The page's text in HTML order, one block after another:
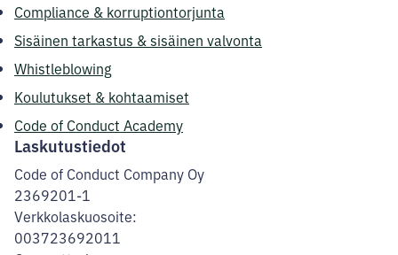
Compliance & korruptiontorjunta
Sisäinen tarkastus & sisäinen valvonta
Whistleblowing
Koulutukset & kohtaamiset
Code of Conduct Academy
Laskutustiedot
Code of Conduct Company Oy
2369201-1
Verkkolaskuosoite:
003723692011